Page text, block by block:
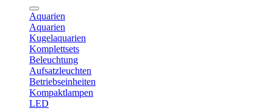
Aquarien
Aquarien
Kugelaquarien
Komplettsets
Beleuchtung
Aufsatzleuchten
Betriebseinheiten
Kompaktlampen
LED